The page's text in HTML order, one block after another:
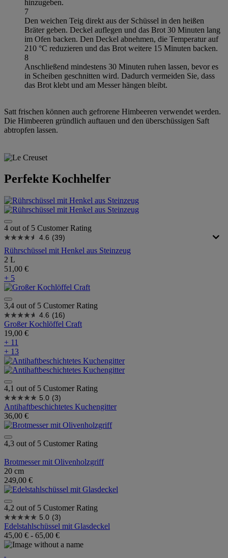
hinzugeben.
7
Den weichen Teig direkt aus der Schüssel in den heißen
Bräter geben. Deckel auflegen und das Brot 30 Minuten lang
im Ofen backen. Den Deckel abnehmen, die Temperatur auf
210 °C reduzieren und das Brot weitere 15 Minuten backen.
8
Anschließend mindestens 30 Minuten ruhen lassen, bevor es
in Scheiben geschnitten wird. Dadurch vermeiden Sie, dass
das Brot klebt und am Messer hängen bleibt.
Satt frischen können auch gefrorene Himbeeren verwendet werden.
Die Himbeeren gründlich auftauen und den überschüssigen Saft
abtropfen lassen.
Perfekte Kochhelfer
4 out of 5 Customer Rating
4.6 (39)
Rührschüssel mit Henkel aus Steinzeug
2 L
51,00 €
+ 5
3,4 out of 5 Customer Rating
4.6 (16)
Großer Kochlöffel Craft
19,00 €
+ 11
+ 13
4,1 out of 5 Customer Rating
5.0 (3)
Antihaftbeschichtetes Kuchengitter
36,00 €
4,3 out of 5 Customer Rating
Brotmesser mit Olivenholzgriff
20 cm
249,00 €
4,2 out of 5 Customer Rating
5.0 (3)
Edelstahlschüssel mit Glasdeckel
45,00 € - 65,00 €